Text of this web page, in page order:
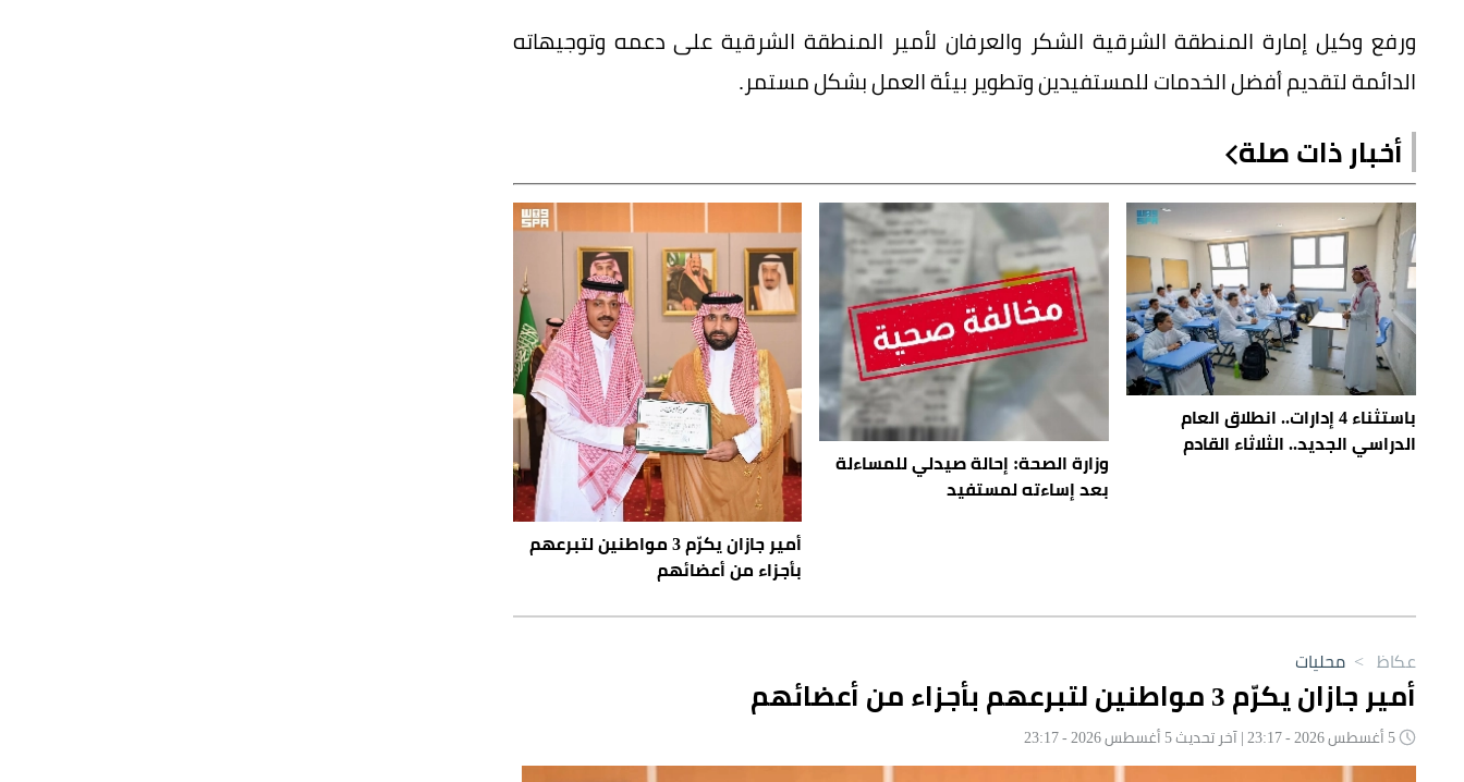
ورفع وكيل إمارة المنطقة الشرقية الشكر والعرفان لأمير المنطقة الشرقية على دعمه وتوجيهاته
الدائمة لتقديم أفضل الخدمات للمستفيدين وتطوير بيئة العمل بشكل مستمر.
أخبار ذات صلة
باستثناء 4 إدارات.. انطلاق العام
الدراسي الجديد.. الثلاثاء القادم
وزارة الصحة: إحالة صيدلي للمساءلة
بعد إساءته لمستفيد
أمير جازان يكرّم 3 مواطنين لتبرعهم
بأجزاء من أعضائهم
عكاظ > محليات
أمير جازان يكرّم 3 مواطنين لتبرعهم بأجزاء من أعضائهم